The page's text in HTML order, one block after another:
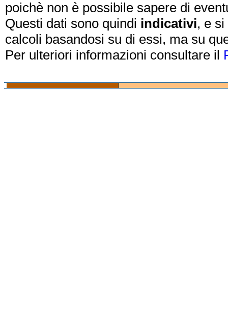
poichè non è possibile sapere di
Questi dati sono quindi indicativi, e
calcoli basandosi su di essi, ma su
Per ulteriori informazioni consultare il